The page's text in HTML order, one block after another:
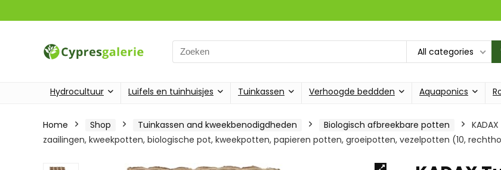
Search
for:
All categories
Hydrocultuur Luifels en tuinhuisjes Tuinkassen Verhoogde beddden Aquaponics
Home Shop Tuinkassen and kweekbenodigdheden Biologisch afbreekbare potten
zaailingen, kweekpotten, biologische pot, kweekpotten, papieren potten, groeipotten, vezelpotten (10,